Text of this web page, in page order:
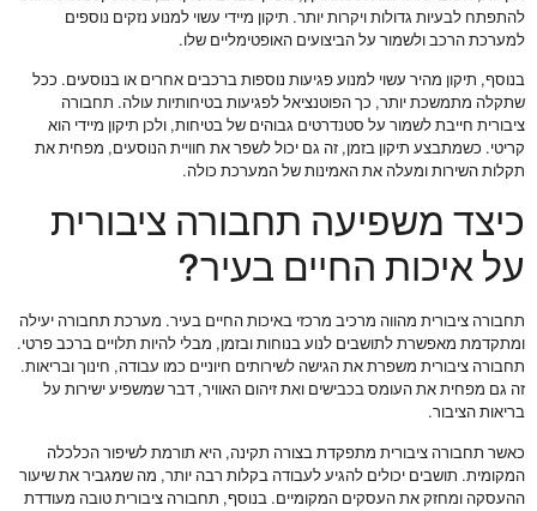
להתפתח לבעיות גדולות ויקרות יותר. תיקון מיידי עשוי למנוע נזקים נוספים
למערכת הרכב ולשמור על הביצועים האופטימליים שלו.
בנוסף, תיקון מהיר עשוי למנוע פגיעות נוספות ברכבים אחרים או בנוסעים. ככל
שתקלה מתמשכת יותר, כך הפוטנציאל לפגיעות בטיחותיות עולה. תחבורה
ציבורית חייבת לשמור על סטנדרטים גבוהים של בטיחות, ולכן תיקון מיידי הוא
קריטי. כשמתבצע תיקון בזמן, זה גם יכול לשפר את חוויית הנוסעים, מפחית את
תקלות השירות ומעלה את האמינות של המערכת כולה.
כיצד משפיעה תחבורה ציבורית
על איכות החיים בעיר?
תחבורה ציבורית מהווה מרכיב מרכזי באיכות החיים בעיר. מערכת תחבורה יעילה
ומתקדמת מאפשרת לתושבים לנוע בנוחות ובזמן, מבלי להיות תלויים ברכב פרטי.
תחבורה ציבורית משפרת את הגישה לשירותים חיוניים כמו עבודה, חינוך ובריאות.
זה גם מפחית את העומס בכבישים ואת זיהום האוויר, דבר שמשפיע ישירות על
בריאות הציבור.
כאשר תחבורה ציבורית מתפקדת בצורה תקינה, היא תורמת לשיפור הכלכלה
המקומית. תושבים יכולים להגיע לעבודה בקלות רבה יותר, מה שמגביר את שיעור
ההעסקה ומחזק את העסקים המקומיים. בנוסף, תחבורה ציבורית טובה מעודדת